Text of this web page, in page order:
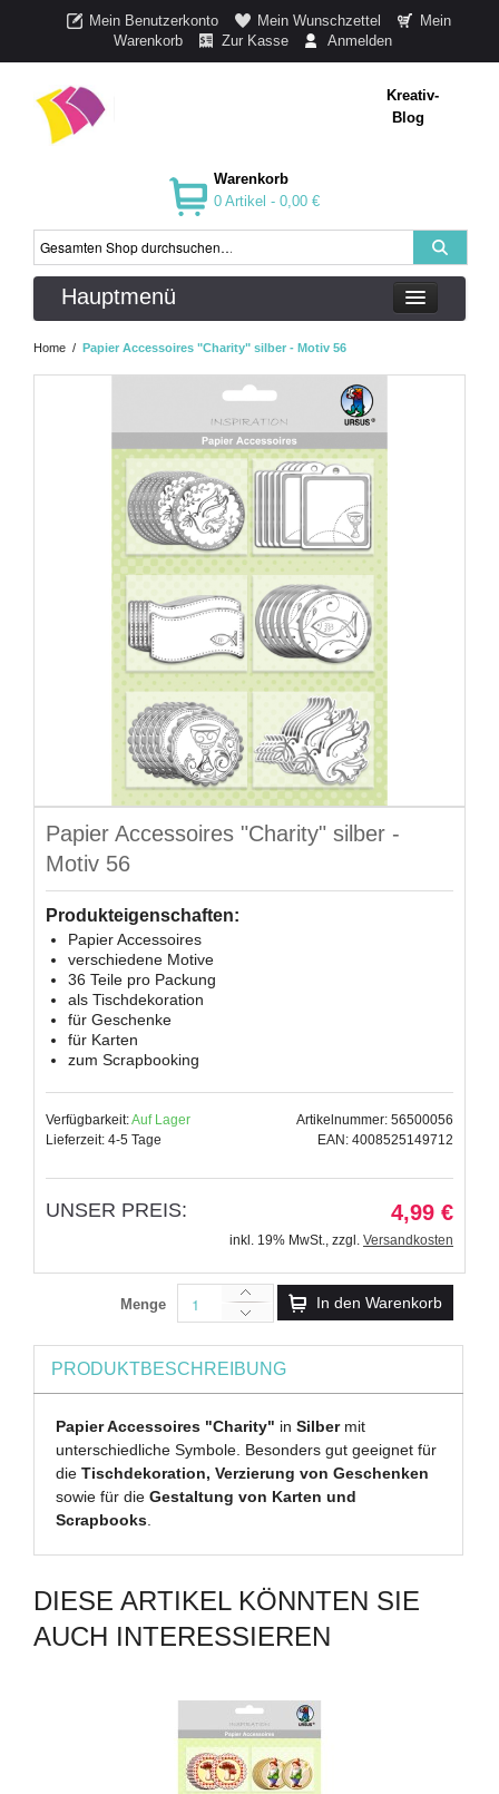
Mein Benutzerkonto Mein Wunschzettel
Mein
Warenkorb
Zur Kasse Anmelden
Kreativ-
Blog
Warenkorb
0 Artikel - 0,00 €
Hauptmenü
Home / Papier Accessoires "Charity" silber - Motiv 56
Papier Accessoires "Charity" silber -
Motiv 56
Produkteigenschaften:
Papier Accessoires
verschiedene Motive
36 Teile pro Packung
als Tischdekoration
für Geschenke
für Karten
zum Scrapbooking
Verfügbarkeit:Auf Lager
Lieferzeit: 4-5 Tage
Artikelnummer: 56500056
EAN: 4008525149712
UNSER PREIS: 4,99 €
inkl. 19% MwSt., zzgl. Versandkosten
Menge In den Warenkorb
PRODUKTBESCHREIBUNG
Papier Accessoires "Charity" inSilbermit
unterschiedliche Symbole. Besonders gut geeignet für
dieTischdekoration, Verzierung von Geschenken
sowie für dieGestaltung von Karten und
Scrapbooks.
DIESE ARTIKEL KÖNNTEN SIE
AUCH INTERESSIEREN